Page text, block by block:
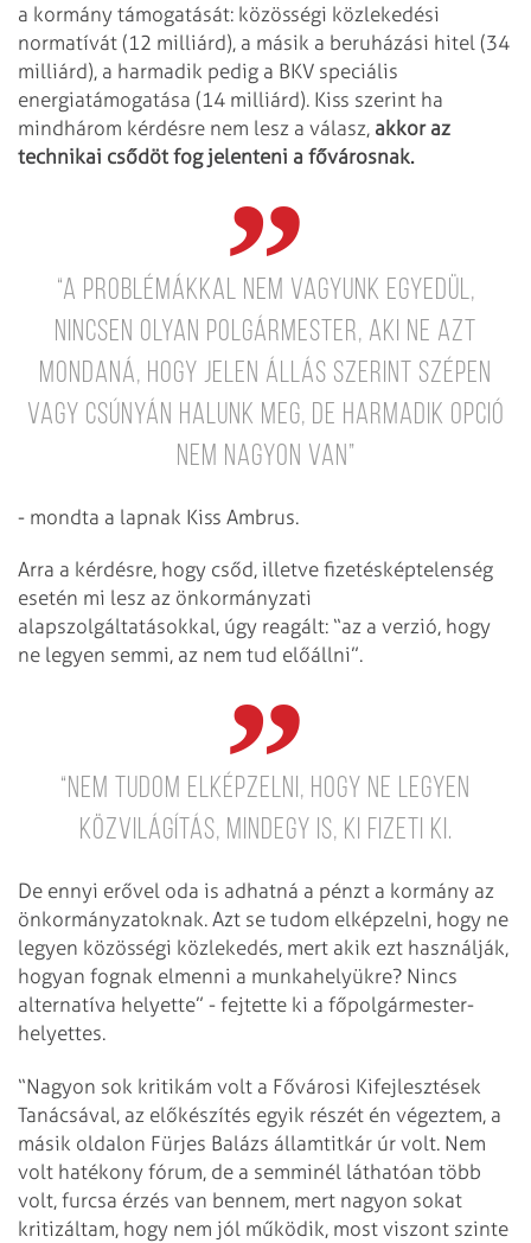
a kormány támogatását: közösségi közlekedési
normatívát (12 milliárd), a másik a beruházási hitel (34
milliárd), a harmadik pedig a BKV speciális
energiatámogatása (14 milliárd). Kiss szerint ha
mindhárom kérdésre nem lesz a válasz, akkor az
technikai csődöt fog jelenteni a fővárosnak.
“A problémákkal nem vagyunk egyedül,
nincsen olyan polgármester, aki ne azt
mondaná, hogy jelen állás szerint szépen
vagy csúnyán halunk meg, de harmadik opció
nem nagyon van”
- mondta a lapnak Kiss Ambrus.
Arra a kérdésre, hogy csőd, illetve fizetésképtelenség
esetén mi lesz az önkormányzati
alapszolgáltatásokkal, úgy reagált: “az a verzió, hogy
ne legyen semmi, az nem tud előállni”.
“Nem tudom elképzelni, hogy ne legyen
közvilágítás, mindegy is, ki fizeti ki.
De ennyi erővel oda is adhatná a pénzt a kormány az
önkormányzatoknak. Azt se tudom elképzelni, hogy ne
legyen közösségi közlekedés, mert akik ezt használják,
hogyan fognak elmenni a munkahelyükre? Nincs
alternatíva helyette” - fejtette ki a főpolgármester-
helyettes.
“Nagyon sok kritikám volt a Fővárosi Kifejlesztések
Tanácsával, az előkészítés egyik részét én végeztem, a
másik oldalon Fürjes Balázs államtitkár úr volt. Nem
volt hatékony fórum, de a semminél láthatóan több
volt, furcsa érzés van bennem, mert nagyon sokat
kritizáltam, hogy nem jól működik, most viszont szinte